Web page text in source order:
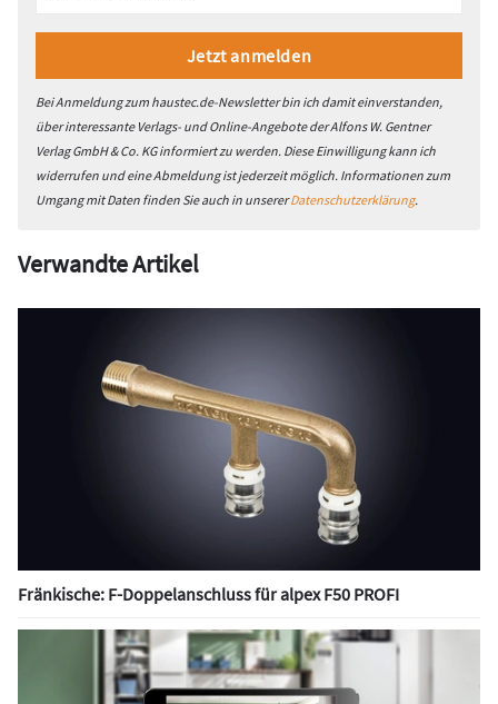
Bei Anmeldung zum haustec.de-Newsletter bin ich damit einverstanden,
über interessante Verlags- und Online-Angebote der Alfons W. Gentner
Verlag GmbH & Co. KG informiert zu werden. Diese Einwilligung kann ich
widerrufen und eine Abmeldung ist jederzeit möglich. Informationen zum
Umgang mit Daten finden Sie auch in unsererDatenschutzerklärung.
Verwandte Artikel
Fränkische: F-Doppelanschluss für alpex F50 PROFI